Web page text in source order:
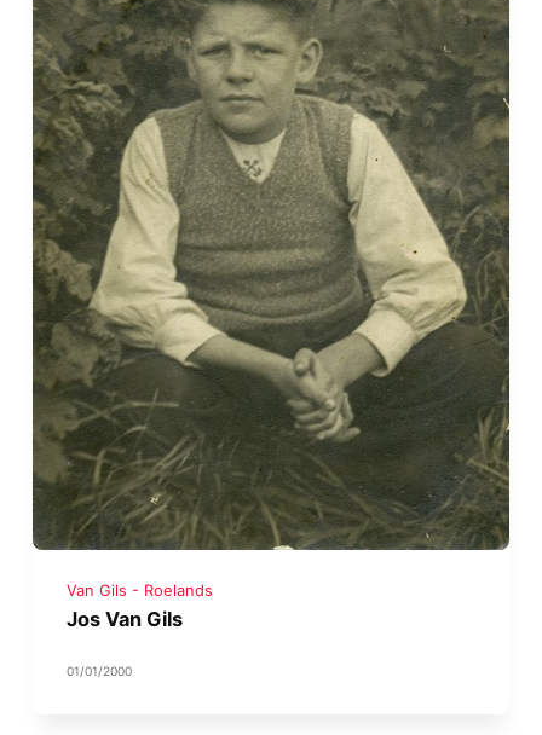
Van Gils - Roelands
Jos Van Gils
01/01/2000